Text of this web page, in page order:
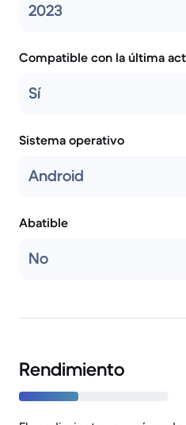
2023
Compatible con la última
Sí
Sistema operativo
Android
Abatible
No
Rendimiento